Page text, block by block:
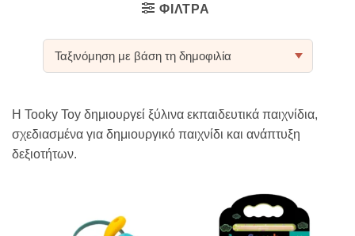
ΦΊΛΤΡΑ
Η Tooky Toy δημιουργεί ξύλινα εκπαιδευτικά παιχνίδια,
σχεδιασμένα για δημιουργικό παιχνίδι και ανάπτυξη
δεξιοτήτων.